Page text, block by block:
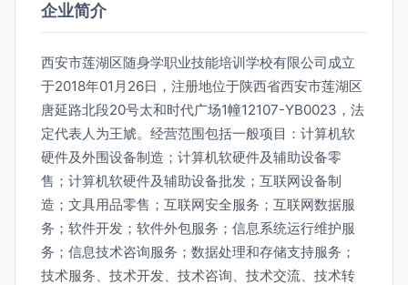
企业简介
西安市莲湖区随身学职业技能培训学校有限公司成立
于2018年01月26日，注册地位于陕西省西安市莲湖区
唐延路北段20号太和时代广场1幢12107-YB0023，法
定代表人为王虓。经营范围包括一般项目：计算机软
硬件及外围设备制造；计算机软硬件及辅助设备零
售；计算机软硬件及辅助设备批发；互联网设备制
造；文具用品零售；互联网安全服务；互联网数据服
务；软件开发；软件外包服务；信息系统运行维护服
务；信息技术咨询服务；数据处理和存储支持服务；
技术服务、技术开发、技术咨询、技术交流、技术转